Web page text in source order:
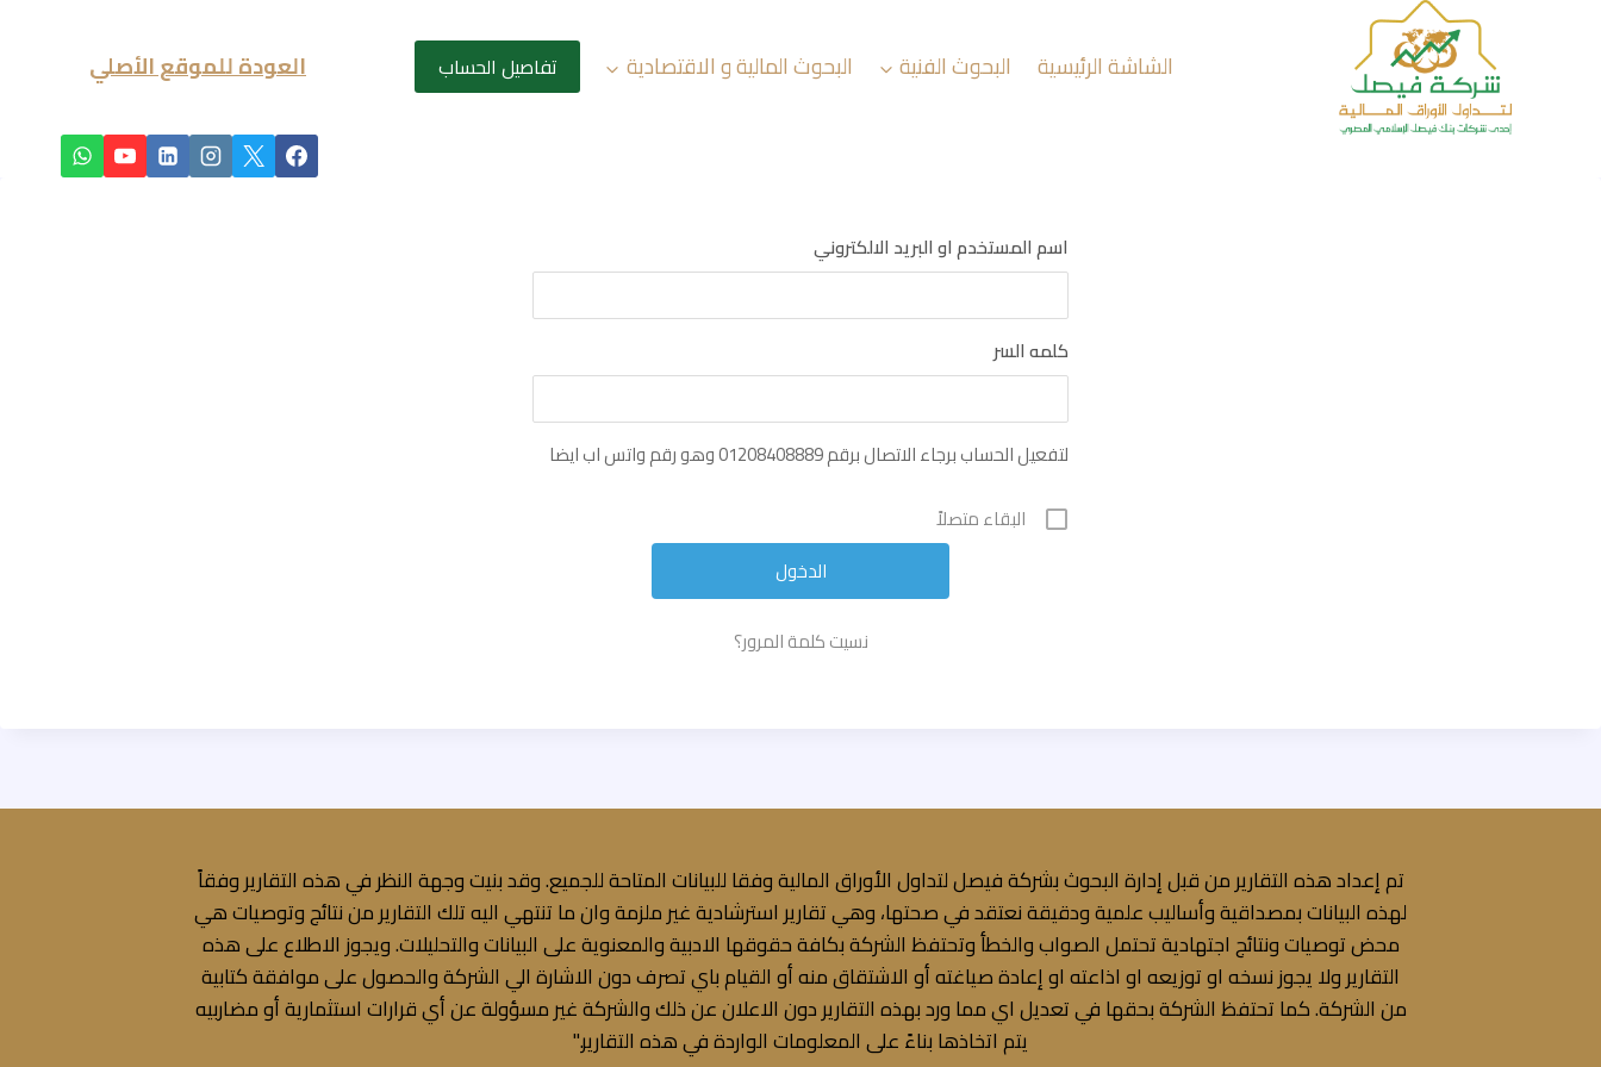
الشاشة الرئيسية البحوث الفنية البحوث المالية و الاقتصادية تفاصيل الحساب العودة للموقع الأصلي
اسم المستخدم او البريد الالكتروني
كلمه السر
لتفعيل الحساب برجاء الاتصال برقم 01208408889 وهو رقم واتس اب ايضا
البقاء متصلاً
نسيت كلمة المرور؟
تم إعداد هذه التقارير من قبل إدارة البحوث بشركة فيصل لتداول الأوراق المالية وفقا للبيانات المتاحة للجميع. وقد بنيت وجهة النظر في هذه التقارير وفقاً
لهذه البيانات بمصداقية وأساليب علمية ودقيقة نعتقد في صحتها، وهي تقارير استرشادية غير ملزمة وان ما تنتهي اليه تلك التقارير من نتائج وتوصيات هي
محض توصيات ونتائج اجتهادية تحتمل الصواب والخطأ وتحتفظ الشركة بكافة حقوقها الادبية والمعنوية على البيانات والتحليلات. ويجوز الاطلاع على هذه
التقارير ولا يجوز نسخه او توزيعه او اذاعته او إعادة صياغته أو الاشتقاق منه أو القيام باي تصرف دون الاشارة الي الشركة والحصول على موافقة كتابية
من الشركة. كما تحتفظ الشركة بحقها في تعديل اي مما ورد بهذه التقارير دون الاعلان عن ذلك والشركة غير مسؤولة عن أي قرارات استثمارية أو مضاربيه
يتم اتخاذها بناءً على المعلومات الواردة في هذه التقارير."